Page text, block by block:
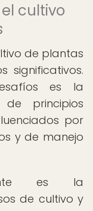
cultivo
de plantas
significativos.
es la
principios
por
y de manejo
es la
de cultivo y